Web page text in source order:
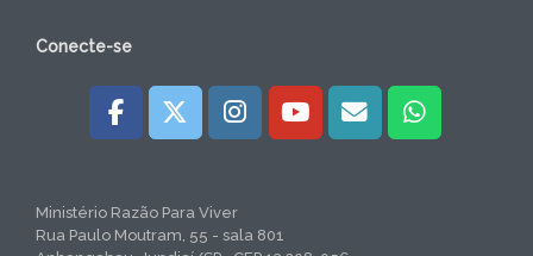
Conecte-se
Ministério Razão Para Viver
Rua Paulo Moutram, 55 - sala 801